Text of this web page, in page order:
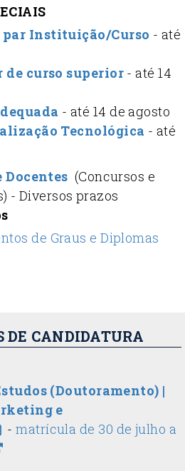
par Instituição/Curso - até
de curso superior - até 14
- até 14 de agosto
Tecnológica - até
Docentes (Concursos e
- Diversos prazos
de Graus e Diplomas
DE CANDIDATURA
(Doutoramento) |
e
-matrícula de 30 de julho a